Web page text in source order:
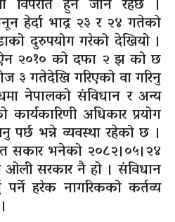
विपरीत हुन जाने रहेछ ।
हेर्दा भाद्र २३ र २४ गतेको
दुरुपयोग गरेको देखियो ।
ऐन २०१० को दफा २ झ को छ
३ गतेदेखि गरिएको वा गरिनु
नेपालको संविधान र अन्य
अधिकार प्रयोग
पर्छ भन्ने व्यवस्था रहेको छ ।
सकार भनेको २०८२।०५।२४
ओली सरकार नै हो । संविधान
हरेक नागरिकको कर्तव्य